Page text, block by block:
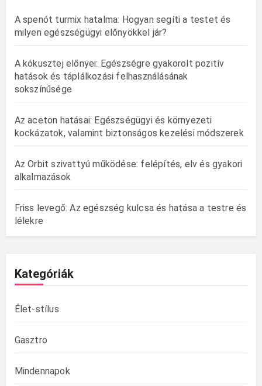
A spenót turmix hatalma: Hogyan segíti a testet és
milyen egészségügyi előnyökkel jár?
A kókusztej előnyei: Egészségre gyakorolt pozitív
hatások és táplálkozási felhasználásának
sokszínűsége
Az aceton hatásai: Egészségügyi és környezeti
kockázatok, valamint biztonságos kezelési módszerek
Az Orbit szivattyú működése: felépítés, elv és gyakori
alkalmazások
Friss levegő: Az egészség kulcsa és hatása a testre és
lélekre
Kategóriák
Élet-stílus
Gasztro
Mindennapok